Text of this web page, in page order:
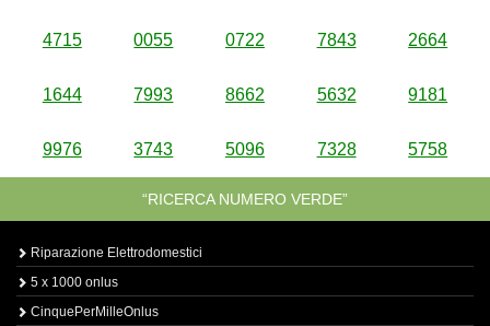
4715 0055 0722 7843 2664
1644 7993 8662 5632 9181
9976 3743 5096 7328 5758
“RICERCA NUMERO VERDE”
Riparazione Elettrodomestici
5 x 1000 onlus
CinquePerMilleOnlus